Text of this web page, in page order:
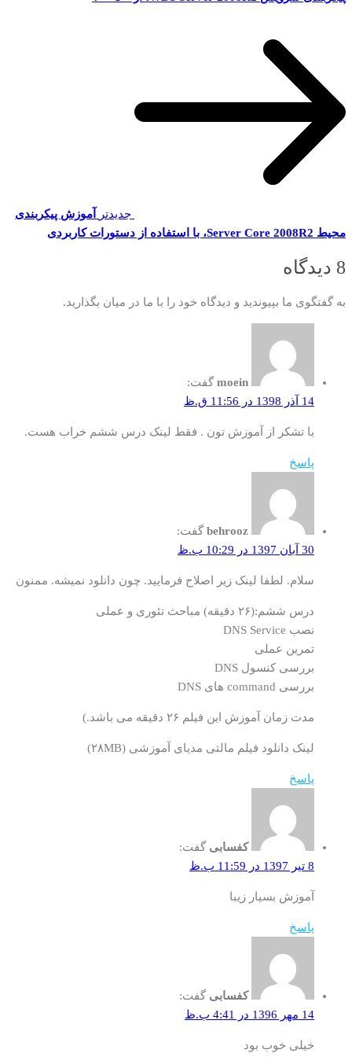
جدیدتر
آموزش پیکربندی
محیط Server Core 2008R2، با استفاده از دستورات کاربردی
8 دیدگاه
به گفتگوی ما بپیوندید و دیدگاه خود را با ما در میان بگذارید.
moein گفت:
14 آذر 1398 در 11:56 ق.ظ
با تشکر از آموزش تون . فقط لینک درس ششم خراب هست.
پاسخ
behrooz گفت:
30 آبان 1397 در 10:29 ب.ظ
سلام. لطفا لینک زیر اصلاح فرمایید. چون دانلود نمیشه. ممنون
درس ششم:(۲۶ دقیقه) مباحث تئوری و عملی
نصب DNS Service
تمرین عملی
بررسی کنسول DNS
بررسی command های DNS
مدت زمان آموزش این فیلم ۲۶ دقیقه می باشد.)
لینک دانلود فیلم مالتی مدیای آموزشی (۲۸MB)
پاسخ
کفسابی گفت:
8 تیر 1397 در 11:59 ب.ظ
آموزش بسیار زیبا
پاسخ
کفسابی گفت:
14 مهر 1396 در 4:41 ب.ظ
خیلی خوب بود